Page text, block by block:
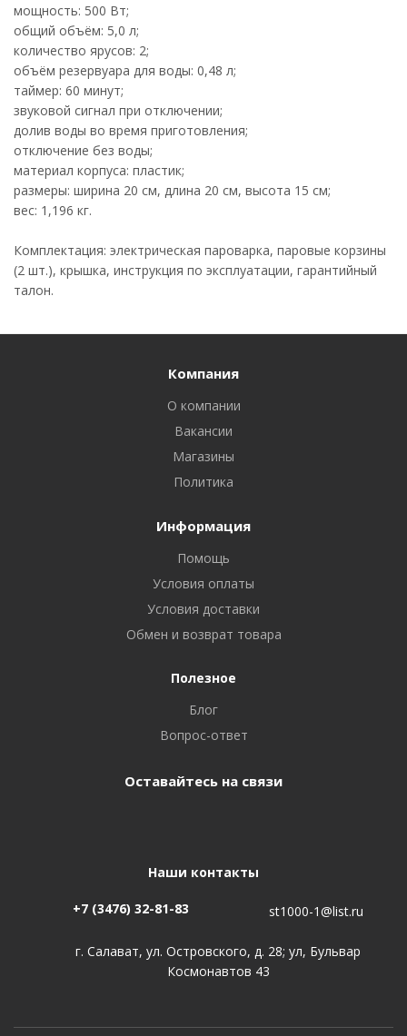
мощность: 500 Вт;
общий объём: 5,0 л;
количество ярусов: 2;
объём резервуара для воды: 0,48 л;
таймер: 60 минут;
звуковой сигнал при отключении;
долив воды во время приготовления;
отключение без воды;
материал корпуса: пластик;
размеры: ширина 20 см, длина 20 см, высота 15 см;
вес: 1,196 кг.
Комплектация: электрическая пароварка, паровые корзины
(2 шт.), крышка, инструкция по эксплуатации, гарантийный
талон.
Компания
О компании
Вакансии
Магазины
Политика
Информация
Помощь
Условия оплаты
Условия доставки
Обмен и возврат товара
Полезное
Блог
Вопрос-ответ
Оставайтесь на связи
Наши контакты
+7 (3476) 32-81-83 st1000-1@list.ru
г. Салават, ул. Островского, д. 28; ул, Бульвар
Космонавтов 43